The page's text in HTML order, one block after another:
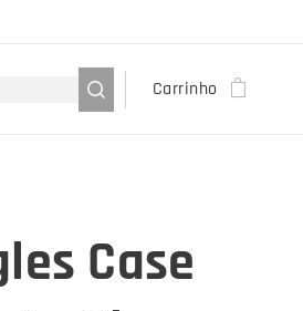
Carrinho
Case